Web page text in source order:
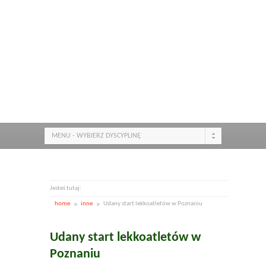
MENU - WYBIERZ DYSCYPLINĘ
Jesteś tutaj:
home inne Udany start lekkoatletów w Poznaniu
Udany start lekkoatletów w
Poznaniu